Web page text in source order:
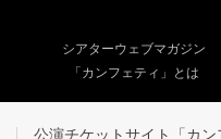
シアターウェブマガジン
「カンフェティ」とは
公演チケットサイト「カン